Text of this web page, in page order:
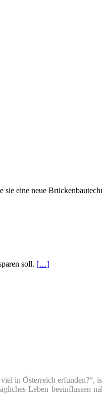
eine neue
soll. […]
in Österreich erfunden?“,
Leben beeinflussen